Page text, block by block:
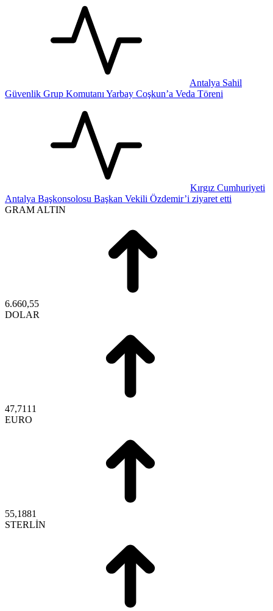
Antalya Sahil
Güvenlik Grup Komutanı Yarbay Coşkun’a Veda Töreni
Kırgız Cumhuriyeti
Antalya Başkonsolosu Başkan Vekili Özdemir’i ziyaret etti
GRAM ALTIN
6.660,55
DOLAR
47,7111
EURO
55,1881
STERLİN